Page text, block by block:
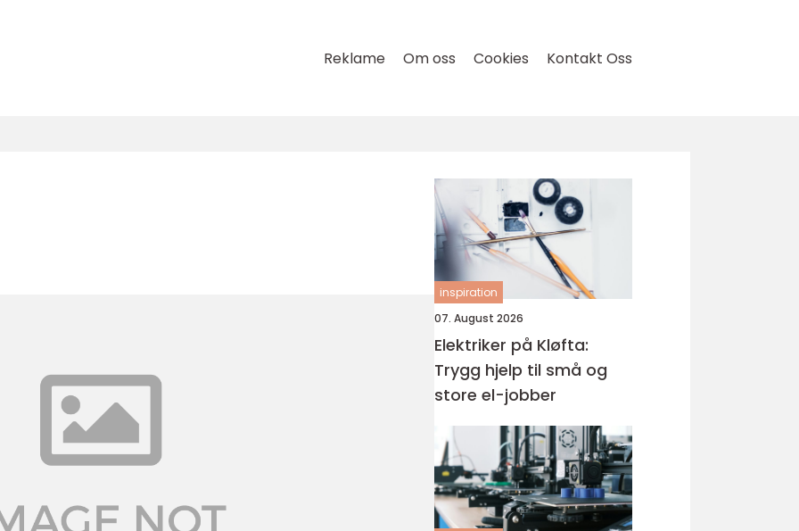
Reklame Om oss Cookies Kontakt Oss
inspiration
07. August 2026
Elektriker på Kløfta:
Trygg hjelp til små og
store el-jobber